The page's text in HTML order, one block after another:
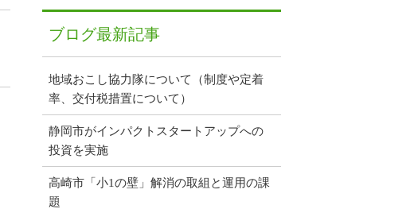
ブログ最新記事
地域おこし協力隊について（制度や定着
率、交付税措置について）
静岡市がインパクトスタートアップへの
投資を実施
高崎市「小1の壁」解消の取組と運用の課
題